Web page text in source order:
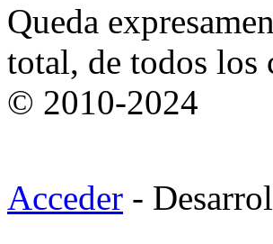
Queda
total, de todos
© 2010-2024
Acceder -